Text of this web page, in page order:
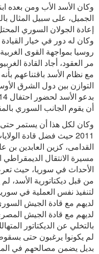
وكان الأسد الأب ومن بعده
الجميل، على سبيل المثال
وكان له دور في خيار
روسيا بمواجهة القوى
مر العقود، أجاد القادة
مع نظام الأسد باقتناعهم
التوازن بين دول الشرق
أن يقوم الجانب السوري
وكان لكل هذا أن يستمر
2011 حيث فضل قادة
القدامى، كزين العابدين
مسيرة الانتقال
الأحداث في سوريا، حيث
من قبل ديكتاتورية الأسد،
لتنفيذ نفس العملية في
لديهم مع قادة الجيش
لديهم مع قادة الجيش
بالتخلي عن الديكتاتور
لم يكونوا يرغبون حتى
بديل يضمن مصالحهم في